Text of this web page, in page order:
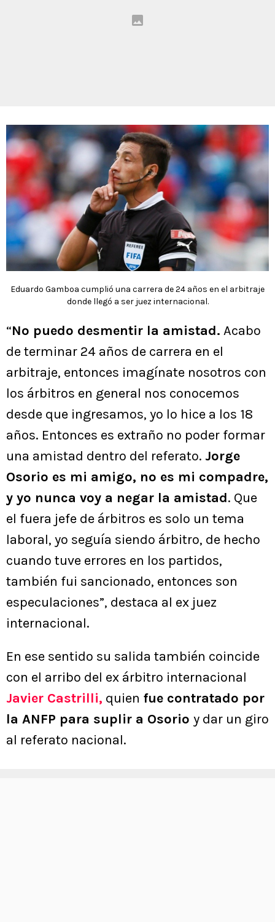
Eduardo Gamboa cumplió una carrera de 24 años en el arbitraje
donde llegó a ser juez internacional.
“No puedo desmentir la amistad. Acabo
de terminar 24 años de carrera en el
arbitraje, entonces imagínate nosotros con
los árbitros en general nos conocemos
desde que ingresamos, yo lo hice a los 18
años. Entonces es extraño no poder formar
una amistad dentro del referato. Jorge
Osorio es mi amigo, no es mi compadre,
y yo nunca voy a negar la amistad. Que
el fuera jefe de árbitros es solo un tema
laboral, yo seguía siendo árbitro, de hecho
cuando tuve errores en los partidos,
también fui sancionado, entonces son
especulaciones”, destaca al ex juez
internacional.
En ese sentido su salida también coincide
con el arribo del ex árbitro internacional
Javier Castrilli, quien fue contratado por
la ANFP para suplir a Osorio y dar un giro
al referato nacional.